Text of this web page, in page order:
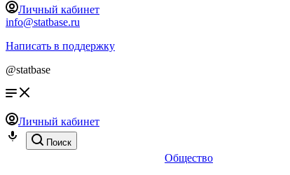
Личный кабинет
info@statbase.ru
Написать в поддержку
@statbase
Личный кабинет
Поиск
Общество